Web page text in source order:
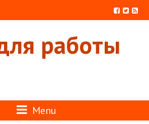
работы
Menu